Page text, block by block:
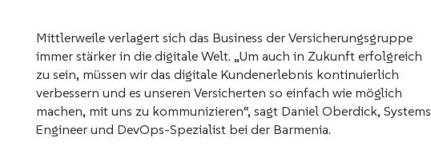
Mittlerweile verlagert sich das Business der Versicherungsgruppe
immer stärker in die digitale Welt. „Um auch in Zukunft erfolgreich
zu sein, müssen wir das digitale Kundenerlebnis kontinuierlich
verbessern und es unseren Versicherten so einfach wie möglich
machen, mit uns zu kommunizieren“, sagt Daniel Oberdick, Systems
Engineer und DevOps-Spezialist bei der Barmenia.